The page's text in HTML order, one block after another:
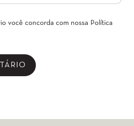
você concorda com nossa Política